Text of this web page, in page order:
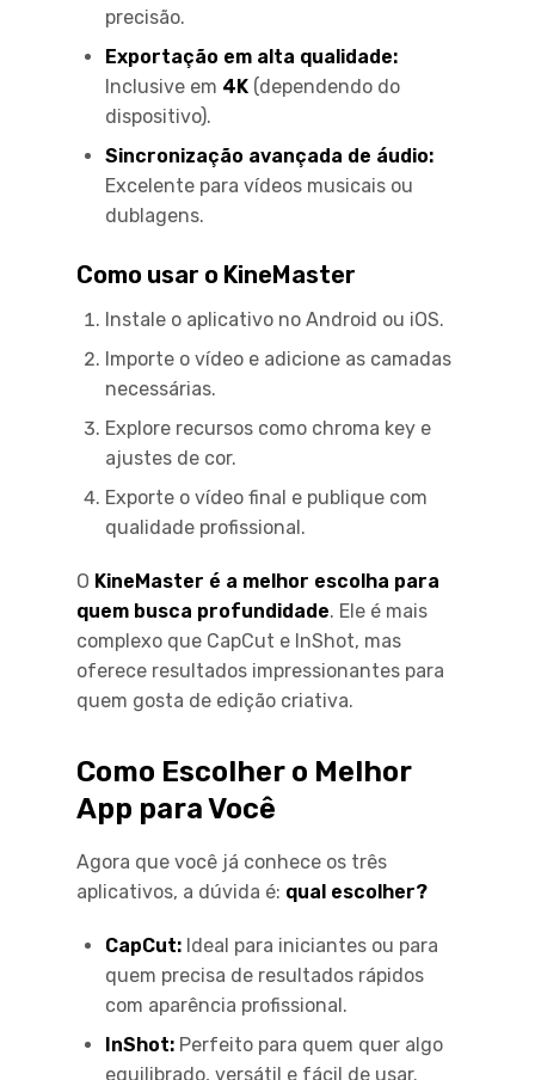
precisão.
Exportação em alta qualidade:
Inclusive em 4K (dependendo do
dispositivo).
Sincronização avançada de áudio:
Excelente para vídeos musicais ou
dublagens.
Como usar o KineMaster
Instale o aplicativo no Android ou iOS.
Importe o vídeo e adicione as camadas
necessárias.
Explore recursos como chroma key e
ajustes de cor.
Exporte o vídeo final e publique com
qualidade profissional.
O KineMaster é a melhor escolha para
quem busca profundidade. Ele é mais
complexo que CapCut e InShot, mas
oferece resultados impressionantes para
quem gosta de edição criativa.
Como Escolher o Melhor
App para Você
Agora que você já conhece os três
aplicativos, a dúvida é: qual escolher?
CapCut: Ideal para iniciantes ou para
quem precisa de resultados rápidos
com aparência profissional.
InShot: Perfeito para quem quer algo
equilibrado, versátil e fácil de usar.